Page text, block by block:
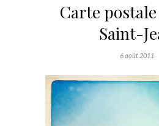
Carte
Saint-
6 août 2011